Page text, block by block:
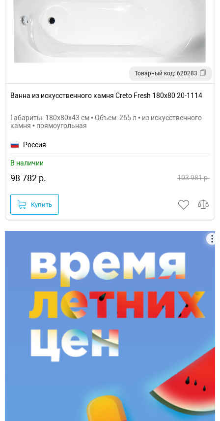
Товарный код: 620283
Ванна из искусственного камня Creto Fresh 180х80 20-1114
Габариты: 180x80x43 см • Объем: 265 л • из искусственного
камня • прямоугольная
Россия
В наличии
98 782 р. 103 981 р.
Купить